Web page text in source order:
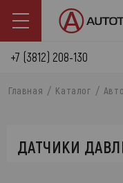
+7 (3812) 208-130
Главная Каталог
ДАТЧИКИ